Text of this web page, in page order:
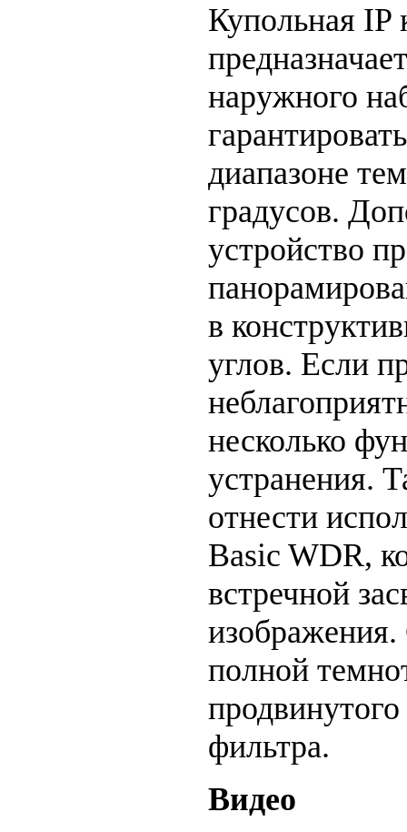
Купольная IP
наружного
диапазоне
градусов.
устройство
в
углов. Если
несколько
устранения.
отнести
Basic WDR,
встречной
полной
фильтра.
Видео